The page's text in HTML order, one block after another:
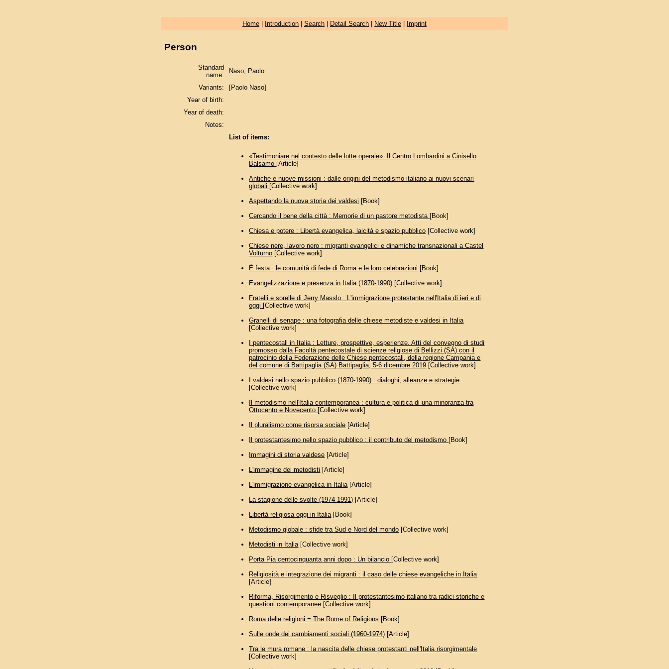
Home| Introduction| Search| Detail Search| New Title| Imprint
Person
Standard
name:
Naso, Paolo
Variants:
[Paolo Naso]
Year of birth:
Year of death:
Notes:
List of items:
«Testimoniare nel contesto delle lotte operaie». Il Centro Lombardini a Cinisello
Balsamo [Article]
Antiche e nuove missioni : dalle origini del metodismo italiano ai nuovi scenari
globali [Collective work]
Aspettando la nuova storia dei valdesi [Book]
Cercando il bene della città : Memorie di un pastore metodista [Book]
Chiesa e potere : Libertà evangelica, laicità e spazio pubblico [Collective work]
Chiese nere, lavoro nero : migranti evangelici e dinamiche transnazionali a Castel
Volturno [Collective work]
È festa : le comunità di fede di Roma e le loro celebrazioni [Book]
Evangelizzazione e presenza in Italia (1870-1990) [Collective work]
Fratelli e sorelle di Jerry Masslo : L'immigrazione protestante nell'Italia di ieri e di
oggi [Collective work]
Granelli di senape : una fotografia delle chiese metodiste e valdesi in Italia
[Collective work]
I pentecostali in Italia : Letture, prospettive, esperienze. Atti del convegno di studi
promosso dalla Facoltà pentecostale di scienze religiose di Bellizzi (SA) con il
patrocinio della Federazione delle Chiese pentecostali, della regione Campania e
del comune di Battipaglia (SA) Battipaglia, 5-6 dicembre 2019 [Collective work]
I valdesi nello spazio pubblico (1870-1990) : dialoghi, alleanze e strategie
[Collective work]
Il metodismo nell'Italia contemporanea : cultura e politica di una minoranza tra
Ottocento e Novecento [Collective work]
Il pluralismo come risorsa sociale [Article]
Il protestantesimo nello spazio pubblico : il contributo del metodismo [Book]
Immagini di storia valdese [Article]
L'immagine dei metodisti [Article]
L'immigrazione evangelica in Italia[Article]
La stagione delle svolte (1974-1991) [Article]
Libertà religiosa oggi in Italia[Book]
Metodismo globale : sfide tra Sud e Nord del mondo [Collective work]
Metodisti in Italia[Collective work]
Porta Pia centocinquanta anni dopo : Un bilancio [Collective work]
Religiosità e integrazione dei migranti : il caso delle chiese evangeliche in Italia
[Article]
Riforma, Risorgimento e Risveglio : Il protestantesimo italiano tra radici storiche e
questioni contemporanee [Collective work]
Roma delle religioni = The Rome of Religions [Book]
Sulle onde dei cambiamenti sociali (1960-1974) [Article]
Tra le mura romane : la nascita delle chiese protestanti nell'Italia risorgimentale
[Collective work]